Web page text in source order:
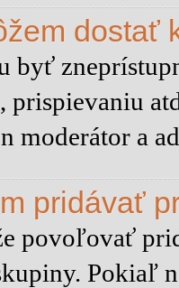
dostať
byť
prispievaniu
moderátor a
pridávať
povoľovať
Pokiaľ